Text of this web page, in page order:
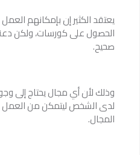
يعتقد الكثير إن بإمكانهم
الحصول على كورسات، ولكن
صحيح.
وذلك لأن أي مجال يحتاج إلى
لدى الشخص ليتمكن من العمل
المجال.